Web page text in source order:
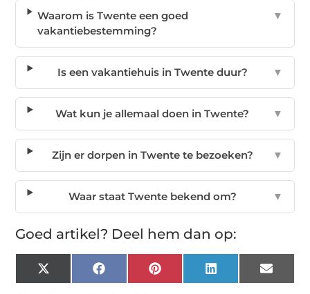
Waarom is Twente een goed
vakantiebestemming?
▼
Is een vakantiehuis in Twente duur? ▼
Wat kun je allemaal doen in Twente? ▼
Zijn er dorpen in Twente te bezoeken? ▼
Waar staat Twente bekend om? ▼
Goed artikel? Deel hem dan op:
X
(Twitter)
Facebook Pinterest LinkedIn Email